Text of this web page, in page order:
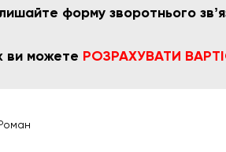
форму зворотнього
ви можете РОЗРАХУВАТИ